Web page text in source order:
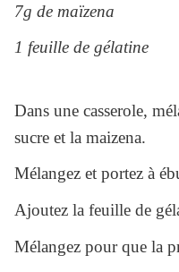
7g de maïzena
1 feuille de gélatine
Dans une casserole,
sucre et la maizena.
Mélangez et portez à
Ajoutez la feuille de
Mélangez pour que la